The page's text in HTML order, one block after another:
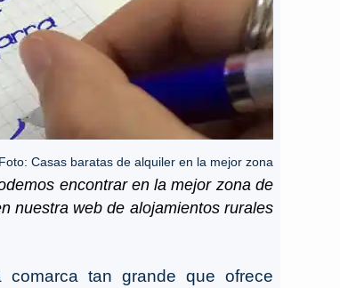
Foto: Casas baratas de alquiler en la mejor zona
encontrar en la mejor zona de
nuestra web de alojamientos rurales
tan grande que ofrece